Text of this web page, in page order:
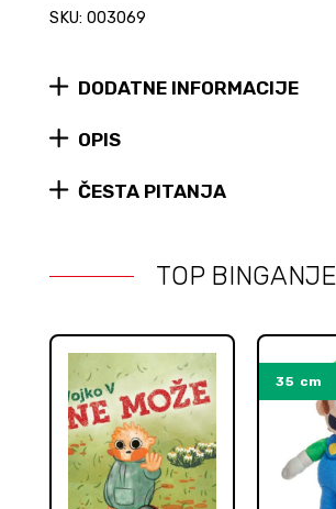
Eggman
(22
quantity
SKU: 003069
DODATNE INFORMACIJE
OPIS
ČESTA PITANJA
TOP BINGANJE
35 cm